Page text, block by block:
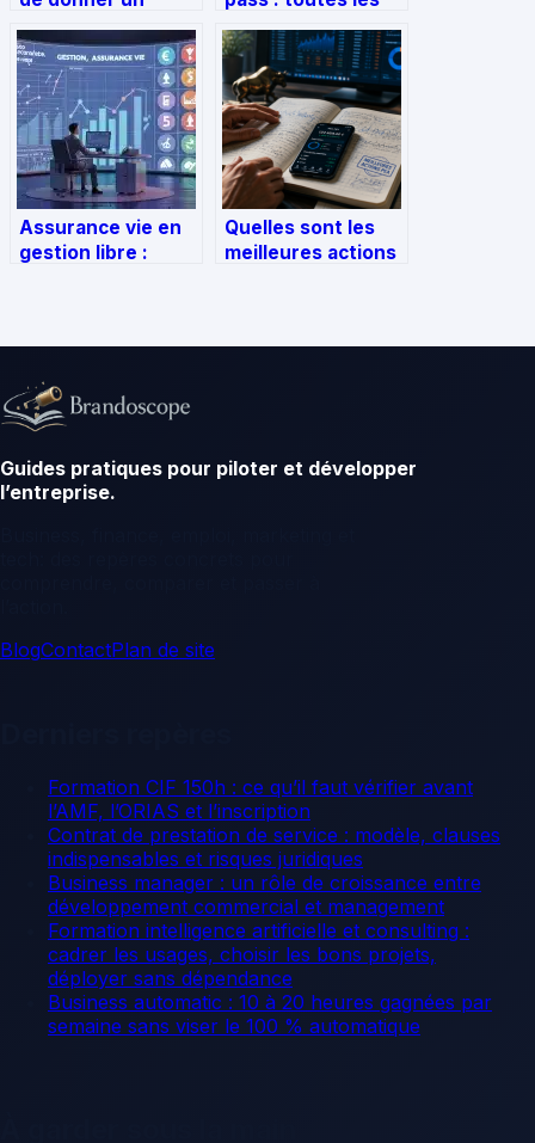
relevé de compte
? risques et
bonnes pratiques
démarches
simples pour
arrêter
Assurance vie en
gestion libre :
rendements
Quelles sont les
meilleures actions
Guides pratiques pour piloter et développer
l’entreprise.
BlogContactPlan de site
Formation CIF 150h : ce qu’il faut vérifier avant
l’AMF, l’ORIAS et l’inscription
Contrat de prestation de service : modèle, clauses
indispensables et risques juridiques
Business manager : un rôle de croissance entre
développement commercial et management
Formation intelligence artificielle et consulting :
cadrer les usages, choisir les bons projets,
déployer sans dépendance
Business automatic : 10 à 20 heures gagnées par
semaine sans viser le 100 % automatique